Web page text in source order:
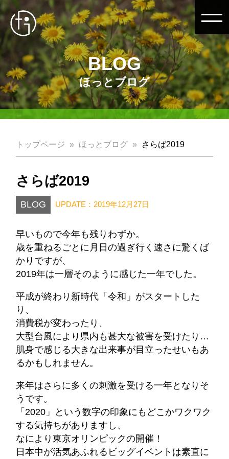
BLOG
ほっとブログ
トップページ ほっとブログ さらば2019
さらば2019
BLOG UPDATE：2019年12月27日
早いもので今年も残りわずか。
歳を重ねるごとに月日の過ぎ行く速さに驚くば
かりですが、
2019年は一層そのように感じた一年でした。
平成が終わり新時代「令和」がスタートした
り、
消費税が変わったり、
大型台風により県内も甚大な被害を受けたり…
肌身で感じる大きな出来事が目立ったせいもあ
るかもしれません。
来年はさらに多くの刺激を受ける一年となりそ
うです。
「2020」という数字の印象にもどこかワクワク
する気持ちがありますし、
なにより東京オリンピックの開催！
日本中が活気あふれるビッグイベントは素直に